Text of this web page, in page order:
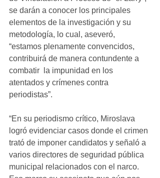
se darán a conocer los principales
elementos de la investigación y su
metodología, lo cual, aseveró,
“estamos plenamente convencidos,
contribuirá de manera contundente a
combatir  la impunidad en los
atentados y crímenes contra
periodistas”.
“En su periodismo crítico, Miroslava
logró evidenciar casos donde el crimen
trató de imponer candidatos y señaló a
varios directores de seguridad pública
municipal relacionados con el narco.